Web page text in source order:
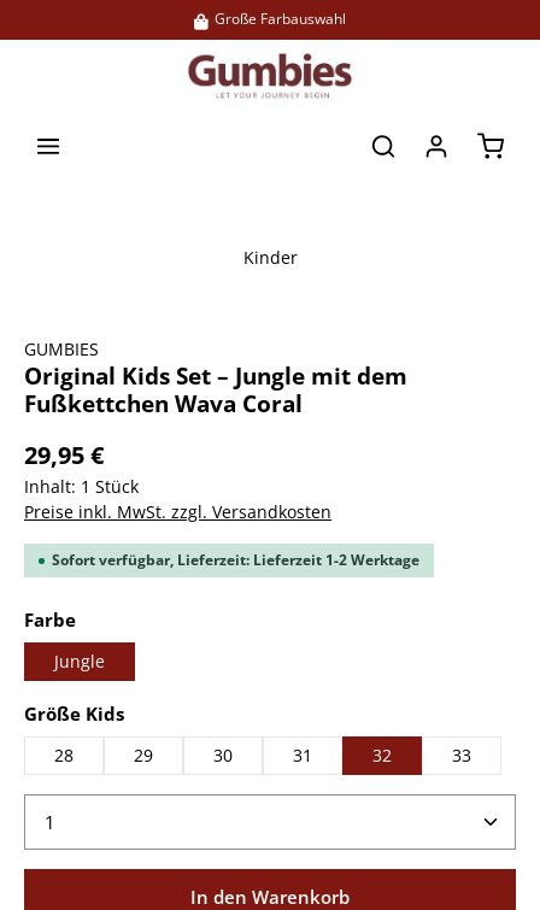
Schneller Versand
Große Farbauswahl
Kinder
GUMBIES
Original Kids Set – Jungle mit dem
Fußkettchen Wava Coral
29,95 €
Inhalt: 1 Stück
Preise inkl. MwSt. zzgl. Versandkosten
Sofort verfügbar, Lieferzeit: Lieferzeit 1-2 Werktage
Farbeauswählen
Jungle
Größe Kidsauswählen
28 29 30 31 32 33
Produkt Anzahl: Gib den gewünschten Wert ein
In den Warenkorb